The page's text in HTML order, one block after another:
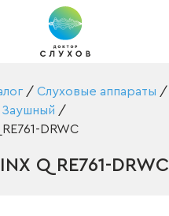
/ Слуховые аппараты /
Заушный /
DRWC
Q RE761-DRWC